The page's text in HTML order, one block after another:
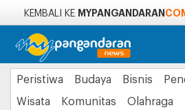
KEMBALI KE MYPANGANDARAN
Peristiwa Budaya Bisnis
Wisata
Komunitas Olahraga